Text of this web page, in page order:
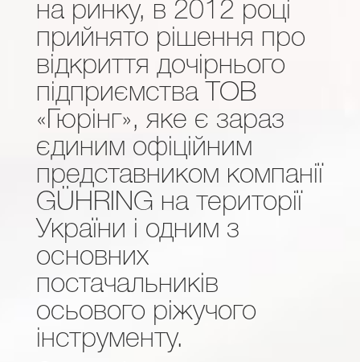
на ринку, в 2012 році
прийнято рішення про
відкриття дочірнього
підприємства ТОВ
«Гюрінг», яке є зараз
єдиним офіційним
представником компанії
GÜHRING на території
України і одним з
основних
постачальників
осьового ріжучого
інструменту.